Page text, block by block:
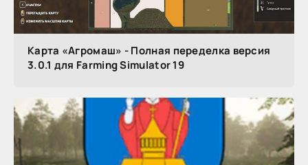
Карта «Агромаш» - Полная переделка версия
3.0.1 для Farming Simulator 19